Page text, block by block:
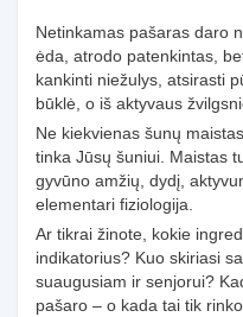
Netinkamas pašaras daro
ėda, atrodo patenkintas,
kankinti niežulys, atsirasti
būklė, o iš aktyvaus
Ne kiekvienas šunų
tinka Jūsų šuniui. Maistas
gyvūno amžių, dydį,
elementari fiziologija.
Ar tikrai žinote, kokie
indikatorius? Kuo skiriasi
suaugusiam ir senjorui?
pašaro – o kada tai tik